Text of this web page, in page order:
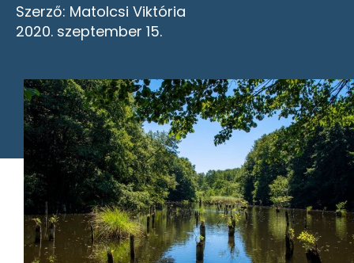
Szerző: Matolcsi Viktória
2020. szeptember 15.